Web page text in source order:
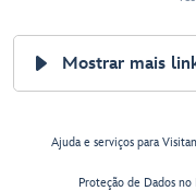
Mostrar mais
Ajuda e serviços para
Proteção de Dados no